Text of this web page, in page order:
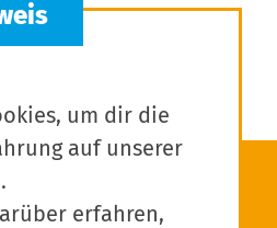
um dir die
auf unserer
erfahren,